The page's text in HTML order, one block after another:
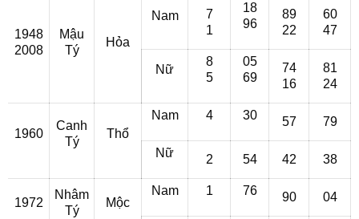
1948
2008
Mậu
Tý
Hỏa
Nam
7
1
18
96
89
22
60
47
Nữ
8
5
05
69
74
16
81
24
1960
Canh
Tý
Thổ
Nam 4 30 57 79
Nữ 2 54 42 38
1972
Nhâm
Tý
Mộc
Nam 1 76 90 04